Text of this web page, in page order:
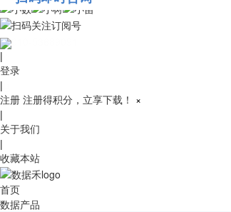
010-53689091
|
登录
|
注册 注册得积分，立享下载！ ×
|
关于我们
|
收藏本站
首页
数据产品